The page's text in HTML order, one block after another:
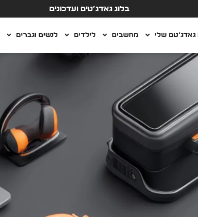
בלוג גאדג’טים ועדכונים
גאדג’טם שלי מחשבים לילדים לנשים וגברים